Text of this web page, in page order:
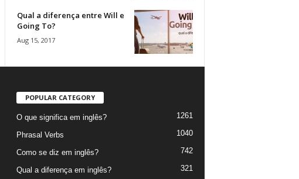
Qual a diferença entre Will e
Going To?
Aug 15, 2017
POPULAR CATEGORY
O que significa em inglês? 1261
Phrasal Verbs 1040
Como se diz em inglês? 742
Qual a diferença em inglês? 321